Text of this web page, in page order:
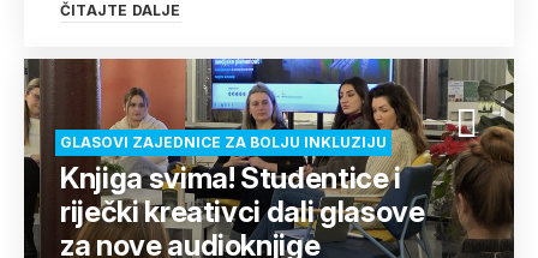
ČITAJTE DALJE
GLASOVI ZAJEDNICE ZA BOLJU INKLUZIJU
Knjiga svima! Studentice i
riječki kreativci dali glasove
za nove audioknjige